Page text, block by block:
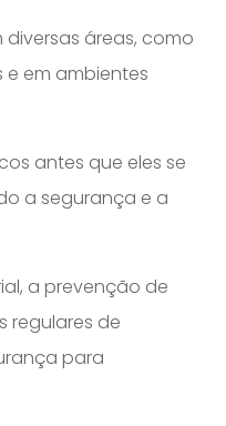
áreas, como
e em ambientes
antes que eles se
a segurança e a
a prevenção de
regulares de
para